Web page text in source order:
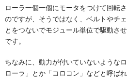
ローラ一個一個にモータをつけて回転
のですが、そうではなく、ベルトやチ
とをつないでモジュール単位で駆動さ
です。
ちなみに、動力が付いていないような
ローラ」とか「コロコン」などと呼ばれ